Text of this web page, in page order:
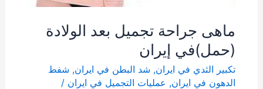
ماهی جراحة تجمیل بعد الولادة
(حمل)في إيران
تكبير الثدي في ايران, شد البطن في ايران, شفط
الدهون في ايران, عمليات التجميل في ايران /